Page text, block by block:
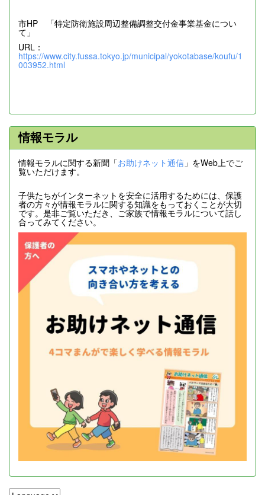
市HP 「特定防衛施設周辺整備調整交付金事業基金につい
て」
URL：
https://www.city.fussa.tokyo.jp/municipal/yokotabase/koufu/1
003952.html
情報モラル
情報モラルに関する新聞「お助けネット通信 」をWeb上でご
覧いただけます。
子供たちがインターネットを安全に活用するためには、保護
者の方々が情報モラルに関する知識をもっておくことが大切
です。是非ご覧いただき、ご家族で情報モラルについて話し
合ってみてください。